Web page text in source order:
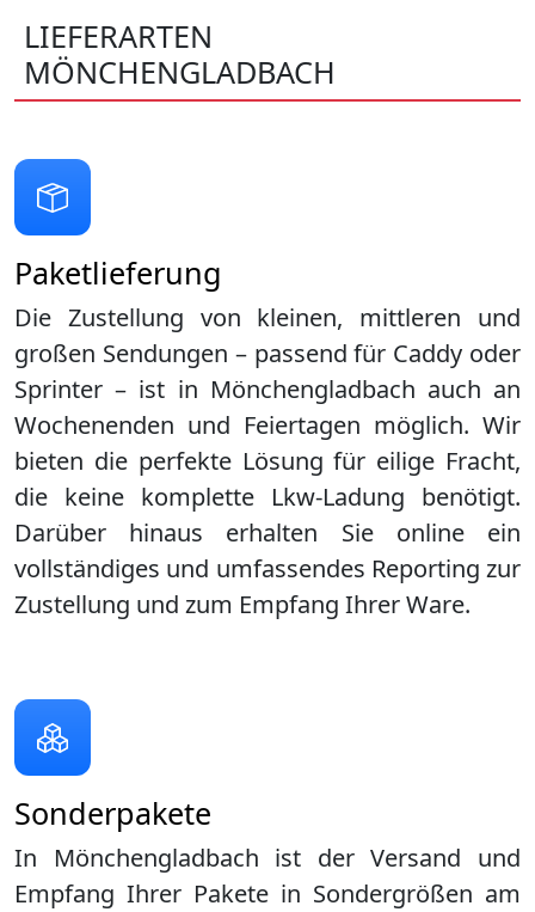
LIEFERARTEN
MÖNCHENGLADBACH
Paketlieferung
Die Zustellung von kleinen, mittleren und
großen Sendungen – passend für Caddy oder
Sprinter – ist in Mönchengladbach auch an
Wochenenden und Feiertagen möglich. Wir
bieten die perfekte Lösung für eilige Fracht,
die keine komplette Lkw-Ladung benötigt.
Darüber hinaus erhalten Sie online ein
vollständiges und umfassendes Reporting zur
Zustellung und zum Empfang Ihrer Ware.
Sonderpakete
In Mönchengladbach ist der Versand und
Empfang Ihrer Pakete in Sondergrößen am